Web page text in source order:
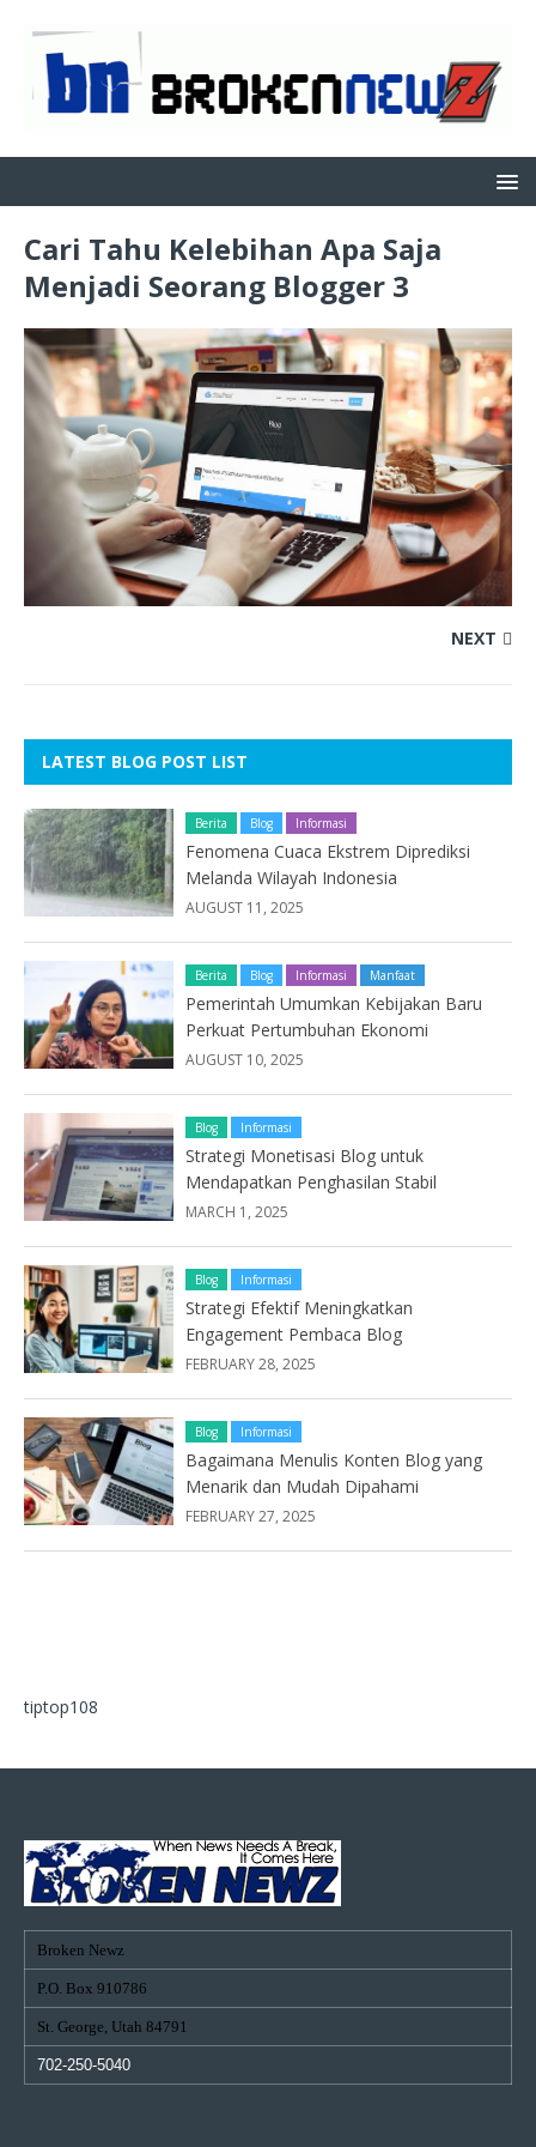
Cari Tahu Kelebihan Apa Saja
Menjadi Seorang Blogger 3
NEXT
LATEST BLOG POST LIST
Berita Blog Informasi
Fenomena Cuaca Ekstrem Diprediksi
Melanda Wilayah Indonesia
AUGUST 11, 2025
Berita Blog Informasi Manfaat
Pemerintah Umumkan Kebijakan Baru
Perkuat Pertumbuhan Ekonomi
AUGUST 10, 2025
Blog Informasi
Strategi Monetisasi Blog untuk
Mendapatkan Penghasilan Stabil
MARCH 1, 2025
Blog Informasi
Strategi Efektif Meningkatkan
Engagement Pembaca Blog
FEBRUARY 28, 2025
Blog Informasi
Bagaimana Menulis Konten Blog yang
Menarik dan Mudah Dipahami
FEBRUARY 27, 2025
tiptop108
Broken Newz
P.O. Box 910786
St. George, Utah 84791
702-250-5040